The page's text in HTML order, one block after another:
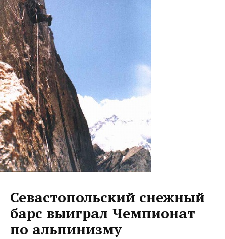
Севастопольский снежный
барс выиграл Чемпионат
по альпинизму